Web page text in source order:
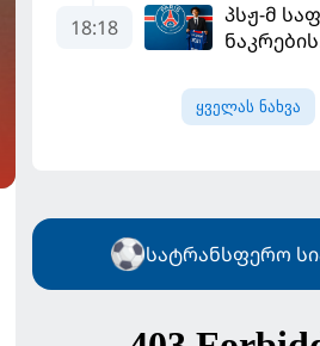
18:18
პსჟ-მ
ნაკრების
დაიმატა
ყველას ნახვა
სატრანსფერო